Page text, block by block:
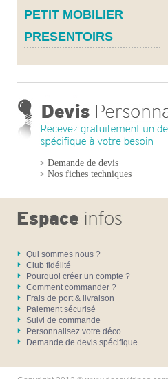
PETIT MOBILIER
PRESENTOIRS
> Demande de devis
> Nos fiches techniques
Qui sommes nous ?
Club fidélité
Pourquoi créer un compte ?
Comment commander ?
Frais de port & livraison
Paiement sécurisé
Suivi de commande
Personnalisez votre déco
Demande de devis spécifique